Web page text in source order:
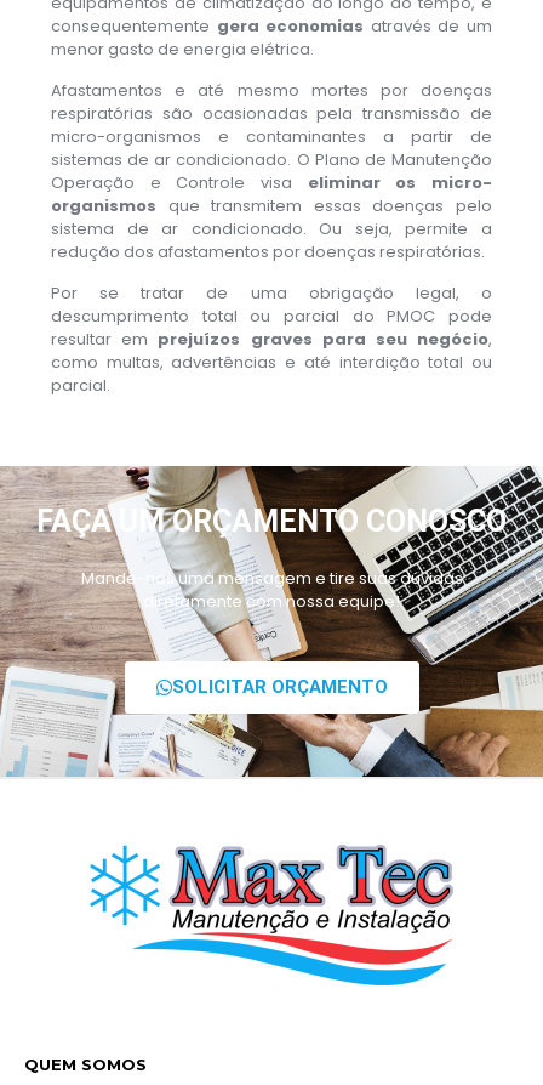
consequentemente gera economias através de um
menor gasto de energia elétrica.
Afastamentos e até mesmo mortes por doenças
respiratórias são ocasionadas pela transmissão de
micro-organismos e contaminantes a partir de
sistemas de ar condicionado. O Plano de Manutenção
Operação e Controle visa eliminar os micro-
organismos que transmitem essas doenças pelo
sistema de ar condicionado. Ou seja, permite a
redução dos afastamentos por doenças respiratórias.
Por se tratar de uma obrigação legal, o
descumprimento total ou parcial do PMOC pode
resultar em prejuízos graves para seu negócio,
como multas, advertências e até interdição total ou
parcial.
FAÇA UM ORÇAMENTO CONOSCO
Mande-nos uma mensagem e tire suas dúvidas
diretamente com nossa equipe!
SOLICITAR ORÇAMENTO
QUEM SOMOS